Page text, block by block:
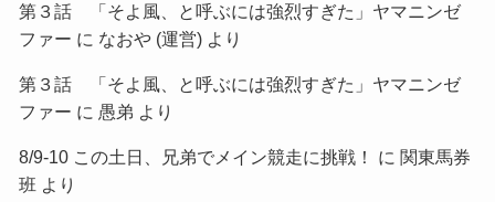
第３話 「そよ風、と呼ぶには強烈すぎた」ヤマニンゼ
ファー に なおや (運営)より
第３話 「そよ風、と呼ぶには強烈すぎた」ヤマニンゼ
ファー に 愚弟 より
8/9-10 この土日、兄弟でメイン競走に挑戦！ に 関東馬券
班 より